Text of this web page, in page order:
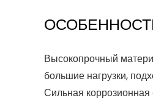
Высокопрочный
большие нагрузки,
Сильная